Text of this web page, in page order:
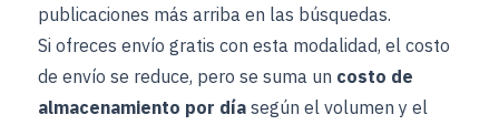
publicaciones más arriba en las búsquedas.
Si ofreces envío gratis con esta modalidad, el costo
de envío se reduce, pero se suma un costo de
almacenamiento por díasegún el volumen y el